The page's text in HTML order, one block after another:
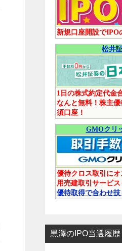
新規口座開設でIPO
松井
1日の株式約定代金
なんと無料！株主
須口座！
GMOクリ
優待クロス取引に
用売建取引サービス
優待取得で合わせ技
黒澤のIPO当選履歴